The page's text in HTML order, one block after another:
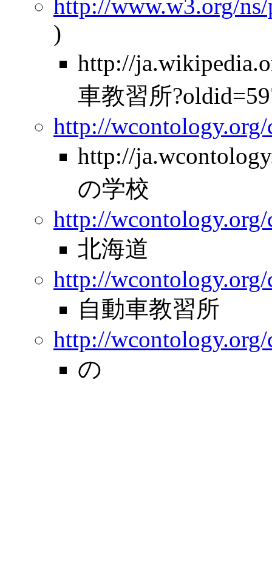
http://www.w3.org/
)
http://
車教習所
http://wcontology.org/
http://
の学校
http://
北海道
http://
自動車教習所
http://wcontology.org/
の